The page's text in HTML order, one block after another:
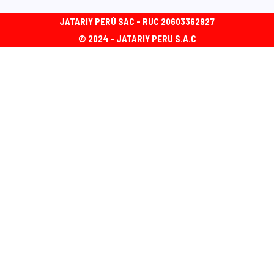
JATARIY PERÚ SAC - RUC 20603362927
© 2024 - JATARIY PERU S.A.C